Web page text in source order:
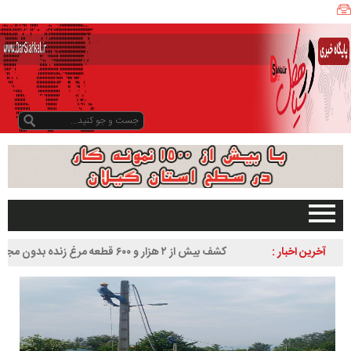
صفحه اصلی
دیلمان
آخرین اخبار :
کشف بیش از ۲ هزار و ۶۰۰ قطعه مرغ زنده بدون مجوز در
سیاهکل
ا
ه
ک
ل
ز
و
د
و
د
س
۱